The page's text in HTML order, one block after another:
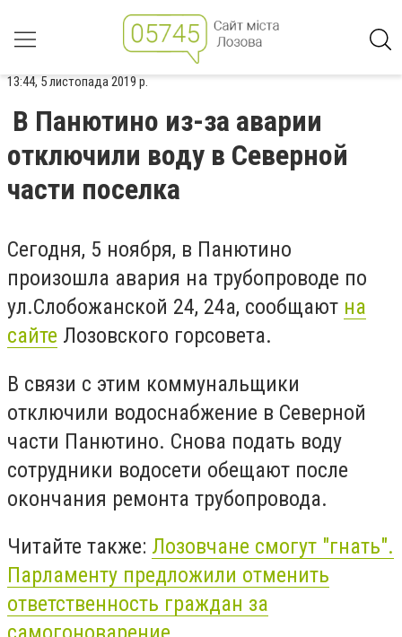
13:44, 5 листопада 2019 р.
В Панютино из-за аварии
отключили воду в Северной
части поселка
Сегодня, 5 ноября, в Панютино
произошла авария на трубопроводе по
ул.Слобожанской 24, 24а, сообщают на
сайте Лозовского горсовета.
В связи с этим коммунальщики
отключили водоснабжение в Северной
части Панютино. Снова подать воду
сотрудники водосети обещают после
окончания ремонта трубопровода.
Читайте также: Лозовчане смогут "гнать".
Парламенту предложили отменить
ответственность граждан за